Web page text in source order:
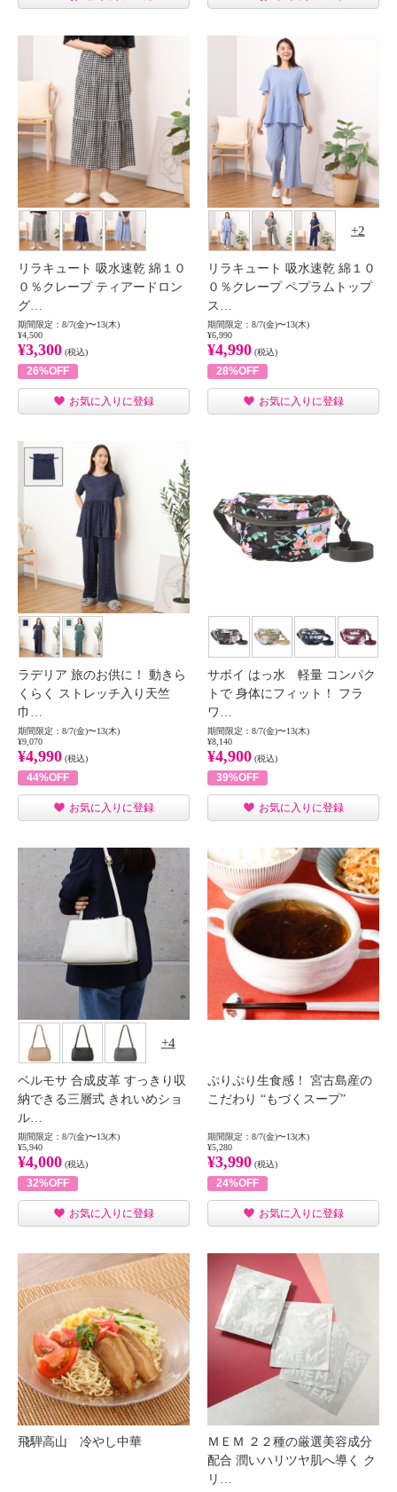
リラキュート 吸水速乾 綿１０
０％クレープ ティアードロン
グ…
期間限定：8/7(金)〜13(木)
¥4,500
¥3,300 (税込)
26%OFF
お気に入りに登録
2
リラキュート 吸水速乾 綿１０
０％クレープ ペプラムトップ
ス…
期間限定：8/7(金)〜13(木)
¥6,990
¥4,990 (税込)
28%OFF
お気に入りに登録
ラデリア 旅のお供に！ 動きら
くらく ストレッチ入り天竺
巾…
期間限定：8/7(金)〜13(木)
¥9,070
¥4,990 (税込)
44%OFF
お気に入りに登録
サボイ はっ水 軽量 コンパク
トで 身体にフィット！ フラ
ワ…
期間限定：8/7(金)〜13(木)
¥8,140
¥4,900 (税込)
39%OFF
お気に入りに登録
4
ベルモサ 合成皮革 すっきり収
納できる三層式 きれいめショ
ル…
期間限定：8/7(金)〜13(木)
¥5,940
¥4,000 (税込)
32%OFF
お気に入りに登録
ぷりぷり生食感！ 宮古島産の
こだわり “もづくスープ”
期間限定：8/7(金)〜13(木)
¥5,280
¥3,990 (税込)
24%OFF
お気に入りに登録
飛騨高山 冷やし中華
ＭＥＭ ２２種の厳選美容成分
配合 潤いハリツヤ肌へ導く ク
リ…